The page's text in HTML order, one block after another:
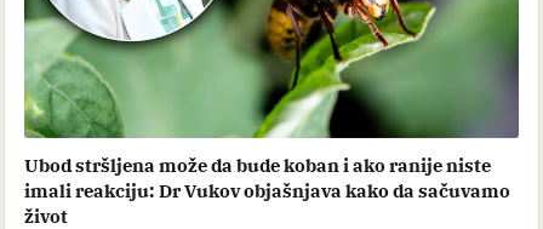
Ubod stršljena može da bude koban i ako ranije niste
imali reakciju: Dr Vukov objašnjava kako da sačuvamo
život